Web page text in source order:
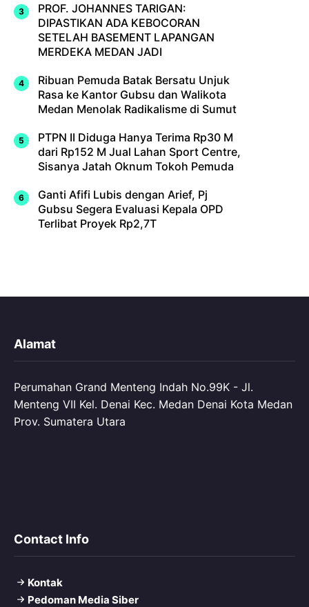
PROF. JOHANNES TARIGAN:
DIPASTIKAN ADA KEBOCORAN
SETELAH BASEMENT LAPANGAN
MERDEKA MEDAN JADI
Ribuan Pemuda Batak Bersatu Unjuk
Rasa ke Kantor Gubsu dan Walikota
Medan Menolak Radikalisme di Sumut
PTPN II Diduga Hanya Terima Rp30 M
dari Rp152 M Jual Lahan Sport Centre,
Sisanya Jatah Oknum Tokoh Pemuda
Ganti Afifi Lubis dengan Arief, Pj
Gubsu Segera Evaluasi Kepala OPD
Terlibat Proyek Rp2,7T
Alamat
Perumahan Grand Menteng Indah No.99K - Jl.
Menteng VII Kel. Denai Kec. Medan Denai Kota Medan
Prov. Sumatera Utara
Contact Info
Kontak
Pedoman Media Siber